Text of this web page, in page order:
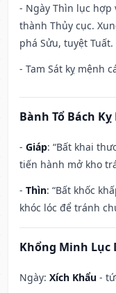
- Ngày Thìn lục hợp
thành Thủy cục.
phá Sửu, tuyệt Tuất.
- Tam Sát kỵ mệnh
Bành Tổ Bách
- Giáp: “Bất khai
tiến hành mở kho
- Thìn: “Bất khốc
khóc lóc để tránh
Khổng Minh Lục
Ngày: Xích Khẩu -